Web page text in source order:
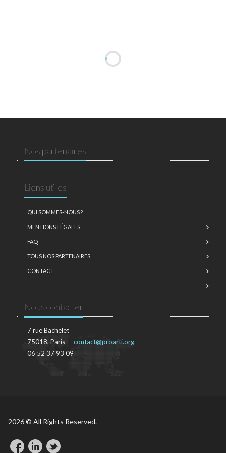
Nos partenaires
Liens utiles
QUI SOMMES-NOUS ?
MENTIONS LÉGALES
FAQ
TOUS NOS PARTENAIRES
CONTACT
Nous contacter
7 rue Bachelet
75018, Paris
06 52 37 93 09
contact@proarti.org
2026 © All Rights Reserved.